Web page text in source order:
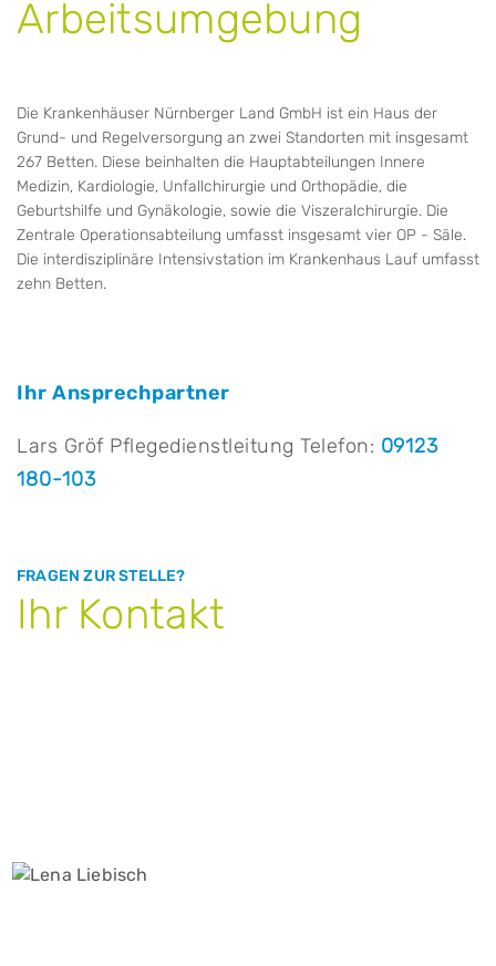
Arbeitsumgebung
Die Krankenhäuser Nürnberger Land GmbH ist ein Haus der
Grund- und Regelversorgung an zwei Standorten mit insgesamt
267 Betten. Diese beinhalten die Hauptabteilungen Innere
Medizin, Kardiologie, Unfallchirurgie und Orthopädie, die
Geburtshilfe und Gynäkologie, sowie die Viszeralchirurgie. Die
Zentrale Operationsabteilung umfasst insgesamt vier OP - Säle.
Die interdisziplinäre Intensivstation im Krankenhaus Lauf umfasst
zehn Betten.
Ihr Ansprechpartner
Lars GröfPflegedienstleitung Telefon: 09123
180-103
FRAGEN ZUR STELLE?
Ihr Kontakt